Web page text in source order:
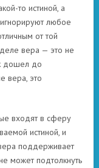
то истиной, а
любое
от той
вера — это не
дошел до
вера, это
входят в сферу
истиной, и
поддерживает
может подтолкнуть